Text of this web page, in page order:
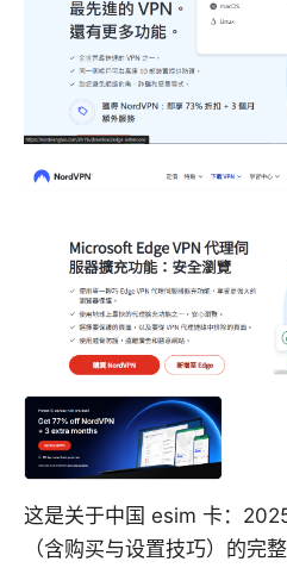
这是关于中国 esim 卡：
（含购买与设置技巧）的完整